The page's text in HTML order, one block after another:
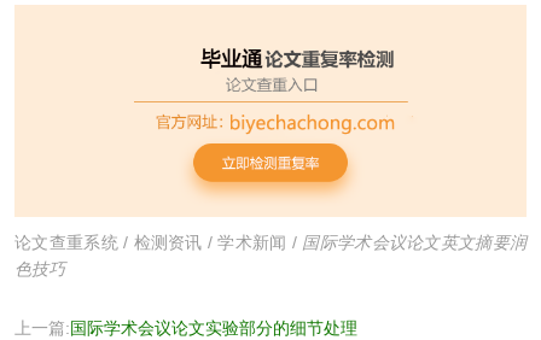
论文查重系统/ 检测资讯 /学术新闻 / 国际学术会议论文英文摘要润
色技巧
上一篇:国际学术会议论文实验部分的细节处理